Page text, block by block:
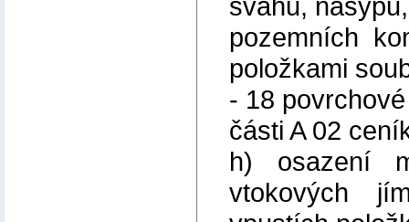
pozemních
položkami
- 18
části A 02
h) osazení
vtokových